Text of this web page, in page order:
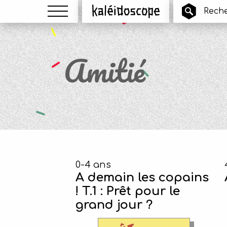
Menu Kaléidoscope
Amitié
0-4 ans
A demain les copains
! T.1 : Prêt pour le
grand jour ?